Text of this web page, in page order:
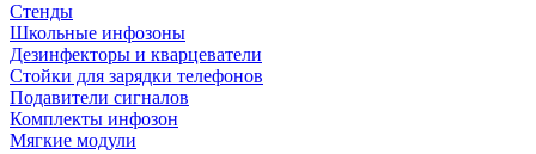
Стенды
Школьные инфозоны
Дезинфекторы и кварцеватели
Стойки для зарядки телефонов
Подавители сигналов
Комплекты инфозон
Мягкие модули